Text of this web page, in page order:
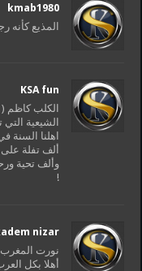
kmab1980
المذيع كأنه
KSA fun
الكلب كاظم
الشيعية التي
اهلنا السنة
ألف تفلة
وألف تحية
!
nizar
نورت المغرب
أهلا بكل